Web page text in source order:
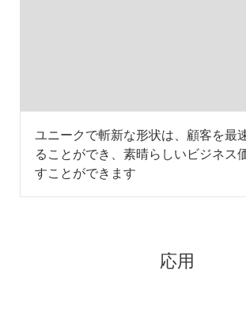
ユニークで斬新な形状は、顧客を最
ることができ、素晴らしいビジネス
すことができます
応用